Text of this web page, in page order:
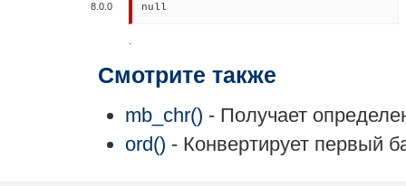
8.0.0 null
Смотрите также
mb_chr() - Получает
ord() - Конвертирует первый